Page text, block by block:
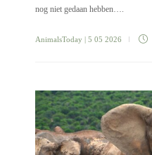
nog niet gedaan hebben….
AnimalsToday | 5 05 2026